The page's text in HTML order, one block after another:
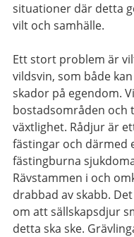
situationer där detta
vilt och samhälle.
Ett stort problem är
vildsvin, som både
skador på egendom.
bostadsområden och
växtlighet. Rådjur är
fästingar och därmed
fästingburna
Rävstammen i och
drabbad av skabb.
om att sällskapsdjur
detta ska ske.